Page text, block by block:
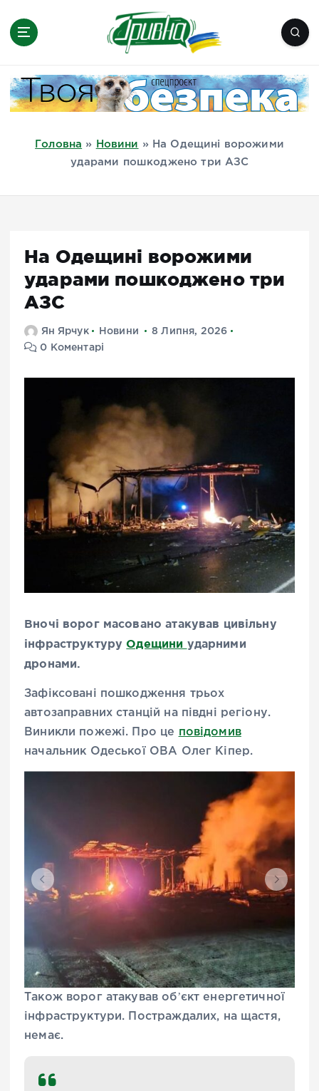
Миколаїв, Одеса, Мелітополь
Головна » Новини »
На Одещині ворожими
ударами пошкоджено три АЗС
На Одещині ворожими
ударами пошкоджено три
АЗС
Ян Ярчук Новини
8 Липня, 2026
0 Коментарі
Вночі ворог масовано атакував цивільну
інфраструктуруОдещини ударними
дронами.
Зафіксовані пошкодження трьох
автозаправних станцій на півдні регіону.
Виникли пожежі. Про це повідомив
начальник Одеської ОВА Олег Кіпер.
Також ворог атакував обʼєкт енергетичної
інфраструктури. Постраждалих, на щастя,
немає.